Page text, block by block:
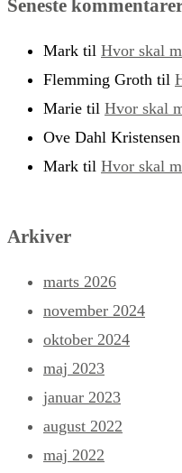
Seneste
Mark til Hvor skal
Flemming Groth til
Marie til Hvor skal
Ove Dahl Kristensen
Mark til Hvor skal
Arkiver
marts 2026
november 2024
oktober 2024
maj 2023
januar 2023
august 2022
maj 2022